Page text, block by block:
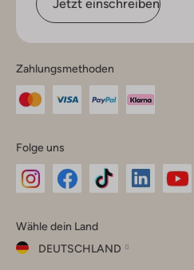
Jetzt einschreiben
Zahlungsmethoden
Folge uns
Instagram
Facebook
TikTok
Wähle dein Land
DEUTSCHLAND